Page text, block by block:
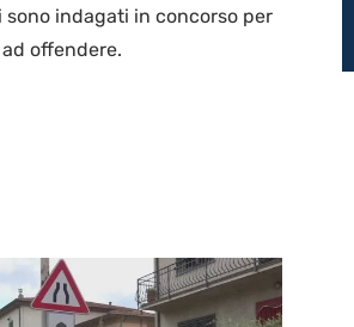
indagati in concorso per
offendere.